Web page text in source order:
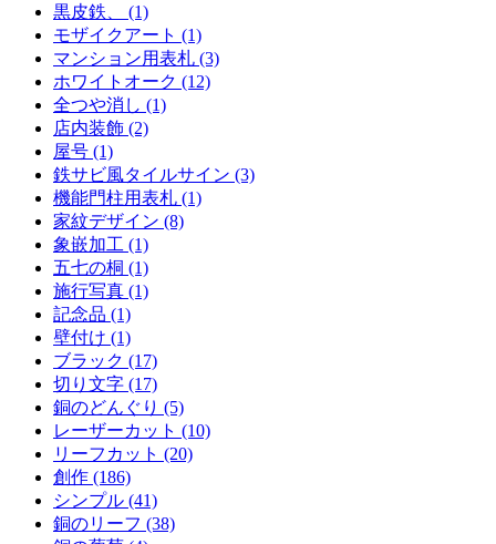
黒皮鉄、 (1)
モザイクアート (1)
マンション用表札 (3)
ホワイトオーク (12)
全つや消し (1)
店内装飾 (2)
屋号 (1)
鉄サビ風タイルサイン (3)
機能門柱用表札 (1)
家紋デザイン (8)
象嵌加工 (1)
五七の桐 (1)
施行写真 (1)
記念品 (1)
壁付け (1)
ブラック (17)
切り文字 (17)
銅のどんぐり (5)
レーザーカット (10)
リーフカット (20)
創作 (186)
シンプル (41)
銅のリーフ (38)